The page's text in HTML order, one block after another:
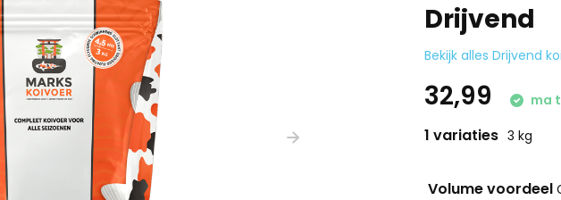
Drijvend
Bekijk alles Drijvend
32,99 ma
1 variaties 3 kg
Volume voordeel